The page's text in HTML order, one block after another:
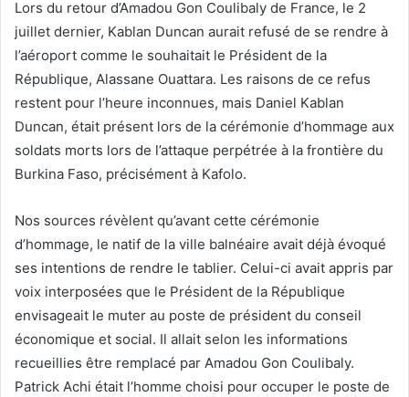
Lors du retour d’Amadou Gon Coulibaly de France, le 2
juillet dernier, Kablan Duncan aurait refusé de se rendre à
l’aéroport comme le souhaitait le Président de la
République, Alassane Ouattara. Les raisons de ce refus
restent pour l’heure inconnues, mais Daniel Kablan
Duncan, était présent lors de la cérémonie d’hommage aux
soldats morts lors de l’attaque perpétrée à la frontière du
Burkina Faso, précisément à Kafolo.
Nos sources révèlent qu’avant cette cérémonie
d’hommage, le natif de la ville balnéaire avait déjà évoqué
ses intentions de rendre le tablier. Celui-ci avait appris par
voix interposées que le Président de la République
envisageait le muter au poste de président du conseil
économique et social. Il allait selon les informations
recueillies être remplacé par Amadou Gon Coulibaly.
Patrick Achi était l’homme choisi pour occuper le poste de